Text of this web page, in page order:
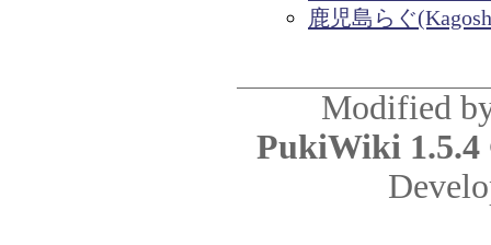
鹿児島らぐ
Modified
PukiWiki 1.5.4